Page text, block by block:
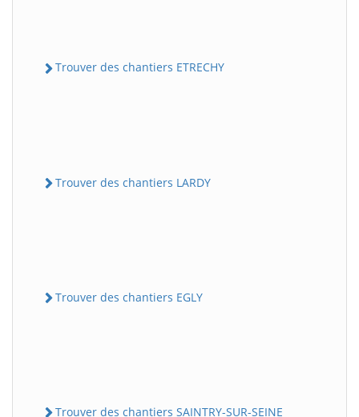
Trouver des chantiers ETRECHY
Trouver des chantiers LARDY
Trouver des chantiers EGLY
Trouver des chantiers SAINTRY-SUR-SEINE